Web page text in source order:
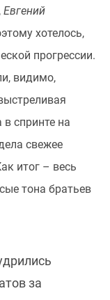
, Евгений
хотелось,
прогрессии.
видимо,
спринте на
свежее
итог – весь
тона братьев
за